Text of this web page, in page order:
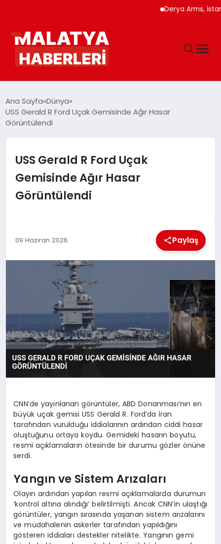
Derya Arms,
GÜNDEM
DÜNYA
EĞITIM
MAGAZIN
SPOR
TEKNOLOJI
Ana Sayfa Dünya
USS Gerald R Ford Uçak Gemisinde Ağır Hasar
Görüntülendi
USS Gerald R Ford Uçak
Gemisinde Ağır Hasar
Görüntülendi
09 Haziran 2026 Paylaş
CNN’de yayınlanan görüntüler, ABD Donanması’nın en
büyük uçak gemisi USS Gerald R. Ford’da İran
tarafından vurulduğu iddialarının ardından ciddi hasar
oluştuğunu ortaya koydu. Gemideki hasarın boyutu,
resmi açıklamaların ötesinde bir durumu gözler önüne
serdi.
Yangın ve Sistem Arızaları
Olayın ardından yapılan resmi açıklamalarda durumun
‘kontrol altına alındığı’ belirtilmişti. Ancak CNN’in ulaştığı
görüntüler, yangın sırasında yaşanan sistem arızalarını
ve müdahalenin askerler tarafından yapıldığını
gösteren iddiaları destekler nitelikte. Yangının gemi